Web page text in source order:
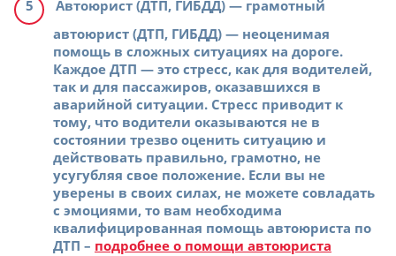
Автоюрист (ДТП, ГИБДД) — грамотный
автоюрист (ДТП, ГИБДД) — неоценимая
помощь в сложных ситуациях на дороге.
Каждое ДТП — это стресс, как для водителей,
так и для пассажиров, оказавшихся в
аварийной ситуации. Стресс приводит к
тому, что водители оказываются не в
состоянии трезво оценить ситуацию и
действовать правильно, грамотно, не
усугубляя свое положение. Если вы не
уверены в своих силах, не можете совладать
с эмоциями, то вам необходима
квалифицированная помощь автоюриста по
ДТП – подробнее о помощи автоюриста